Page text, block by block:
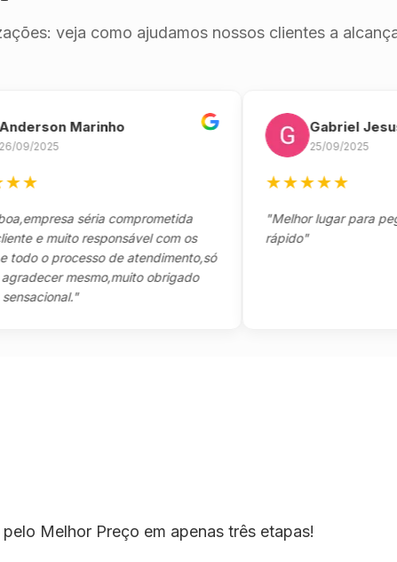
veja como ajudamos nossos clientes a
Marinho
séria comprometida
e muito responsável com os
o processo de atendimento,só
mesmo,muito obrigado
Gabriel Jesus
25/09/2025
★★★
"Melhor lugar para pegar
rápido"
Melhor Preço em apenas três etapas!